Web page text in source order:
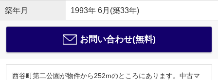
築年月 1993年 6月(築33年)
お問い合わせ(無料)
西谷町第二公園が物件から252mのところにあります。中古マ